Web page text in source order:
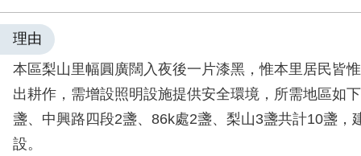
理由
本區梨山里幅圓廣闊入夜後一片漆黑，惟本里居民皆
出耕作，需增設照明設施提供安全環境，所需地區如
盞、中興路四段2盞、86k處2盞、梨山3盞共計10盞，
設。